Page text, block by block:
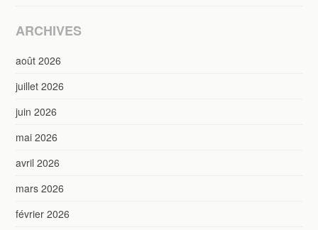
ARCHIVES
août 2026
juillet 2026
juin 2026
mai 2026
avril 2026
mars 2026
février 2026